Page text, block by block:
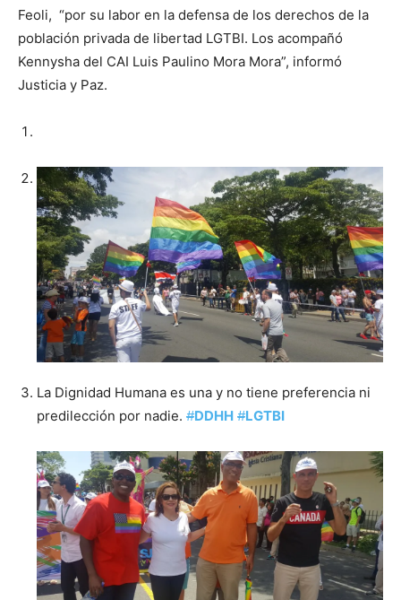
Feoli, “por su labor en la defensa de los derechos de la
población privada de libertad LGTBI. Los acompañó
Kennysha del CAI Luis Paulino Mora Mora”, informó
Justicia y Paz.
La Dignidad Humana es una y no tiene preferencia ni
predilección por nadie. #DDHH #LGTBI